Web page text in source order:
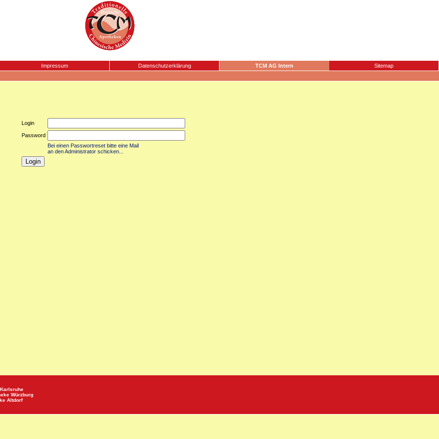
Impressum Datenschutzerklärung TCM AG Intern
Sitemap
Login
Password
Bei einen Passwortreset bitte eine Mail
an den Administrator schicken...
Karlsruhe
Würzburg
Altdorf